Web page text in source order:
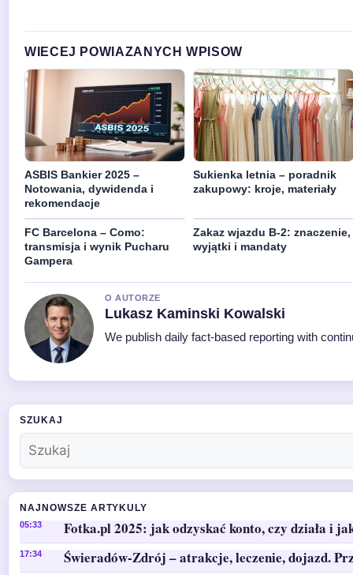
WIECEJ POWIAZANYCH WPISOW
ASBIS Bankier 2025 –
Notowania, dywidenda i
rekomendacje
Sukienka letnia – poradnik
zakupowy: kroje, materiały
FC Barcelona – Como:
transmisja i wynik Pucharu
Gampera
Zakaz wjazdu B-2: znaczenie,
wyjątki i mandaty
O AUTORZE
Lukasz Kaminski Kowalski
We publish daily fact-based reporting with
SZUKAJ
NAJNOWSZE ARTYKULY
05:33 Fotka.pl 2025: jak odzyskać konto, czy działa i
17:34 Świeradów-Zdrój – atrakcje, leczenie, dojazd.